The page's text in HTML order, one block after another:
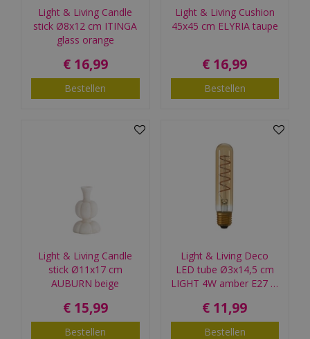
Light & Living Candle
stick Ø8x12 cm ITINGA
glass orange
€ 16,99
Bestellen
Light & Living Cushion
45x45 cm ELYRIA taupe
€ 16,99
Bestellen
Light & Living Candle
stick Ø11x17 cm
AUBURN beige
€ 15,99
Bestellen
Light & Living Deco
LED tube Ø3x14,5 cm
LIGHT 4W amber E27 …
€ 11,99
Bestellen